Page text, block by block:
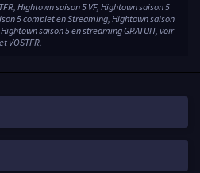
Hightown saison 5 VF, Hightown saison 5
5 complet en Streaming, Hightown saison
saison 5 en streaming GRATUIT, voir
VOSTFR.